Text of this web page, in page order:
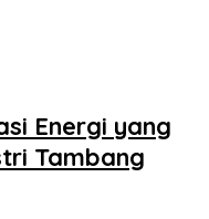
Energi yang
Tambang